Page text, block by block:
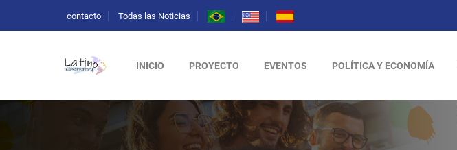
contacto Todas las Noticias
INICIO PROYECTO EVENTOS POLÍTICA Y ECONOMÍA